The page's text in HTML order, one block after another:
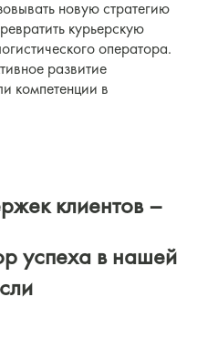
новую стратегию
курьерскую
оператора.
развитие
компетенции в
клиентов –
успеха в нашей